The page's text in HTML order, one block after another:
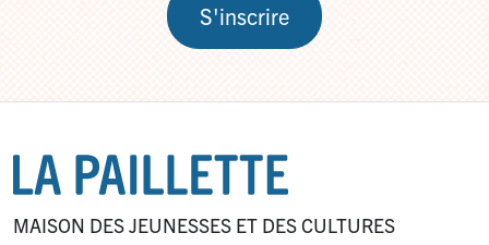
S'inscrire
MAISON DES JEUNESSES ET DES CULTURES